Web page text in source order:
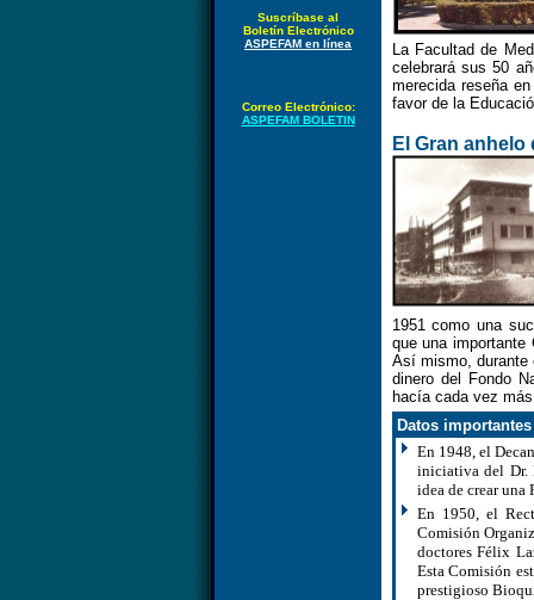
Suscríbase al
Boletín Electrónico
ASPEFAM en línea
Correo Electrónico:
ASPEFAM BOLETIN
La Facultad de
celebrará sus 50
merecida reseña
favor de la
El Gran
1951 como una
que una
Así mismo, durante
dinero del Fondo
hacía cada vez
Datos
En 1948, el
iniciativa del Dr.
idea de crear una
En 1950, el
Comisión
doctores Félix
Esta Comisión
prestigioso